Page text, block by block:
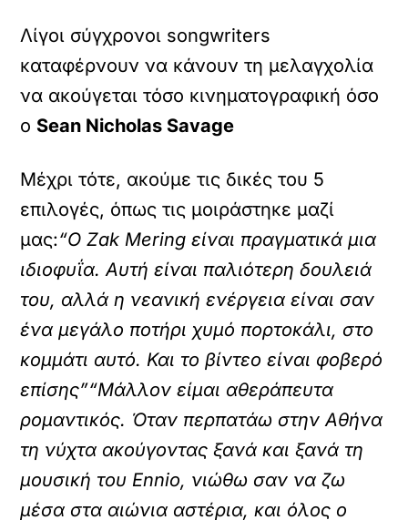
Λίγοι σύγχρονοι songwriters
καταφέρνουν να κάνουν τη μελαγχολία
να ακούγεται τόσο κινηματογραφική όσο
ο Sean Nicholas Savage
Μέχρι τότε, ακούμε τις δικές του 5
επιλογές, όπως τις μοιράστηκε μαζί
μας:“Ο Zak Mering είναι πραγματικά μια
ιδιοφυΐα. Αυτή είναι παλιότερη δουλειά
του, αλλά η νεανική ενέργεια είναι σαν
ένα μεγάλο ποτήρι χυμό πορτοκάλι, στο
κομμάτι αυτό. Και το βίντεο είναι φοβερό
επίσης”“Μάλλον είμαι αθεράπευτα
ρομαντικός. Όταν περπατάω στην Αθήνα
τη νύχτα ακούγοντας ξανά και ξανά τη
μουσική του Ennio, νιώθω σαν να ζω
μέσα στα αιώνια αστέρια, και όλος ο